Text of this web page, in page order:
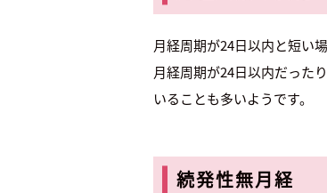
月経周期が24日以内と短い
月経周期が24日以内だった
いることも多いようです。
続発性無月経